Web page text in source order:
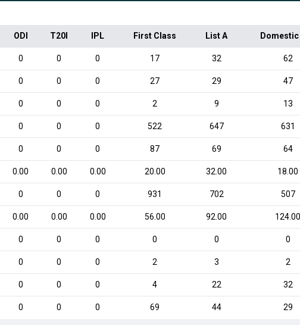
ODI T20I IPL First Class List A
0 0 0 17 32 62
0 0 0 27 29 47
0 0 0 2 9 13
0 0 0 522 647 631
0 0 0 87 69 64
0.00 0.00 0.00 20.00 32.00 18.00
0 0 0 931 702 507
0.00 0.00 0.00 56.00 92.00
0 0 0 0 0 0
0 0 0 2 3 2
0 0 0 4 22 32
0 0 0 69 44 29